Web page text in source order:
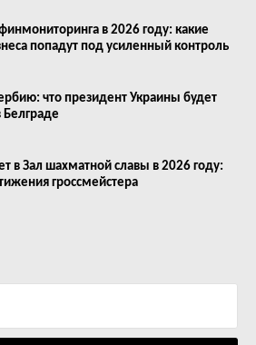
в 2026 году: какие
попадут под усиленный контроль
что президент Украины будет
Белграде
в Зал шахматной славы в 2026 году:
гроссмейстера